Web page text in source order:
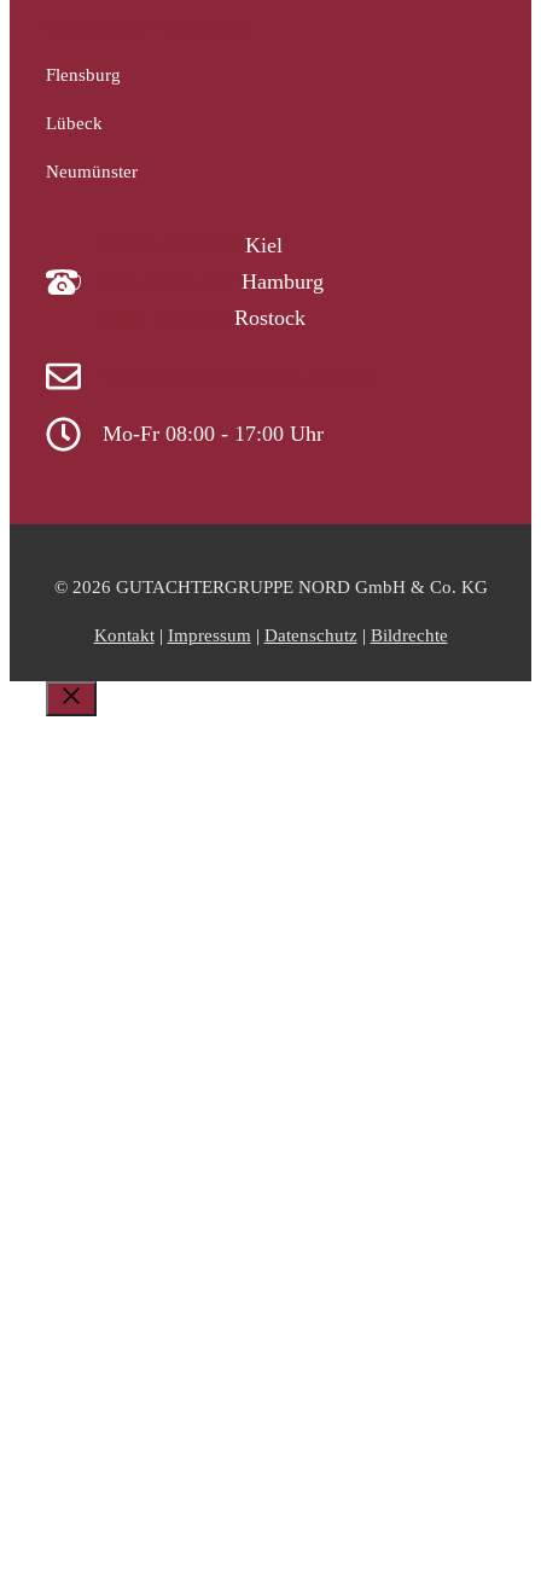
Flensburg
Lübeck
Neumünster
Kiel
Hamburg
Rostock
Mo-Fr 08:00 - 17:00 Uhr
© 2026 GUTACHTERGRUPPE NORD GmbH & Co. KG
Kontakt| Impressum| Datenschutz| Bildrechte
Schließen